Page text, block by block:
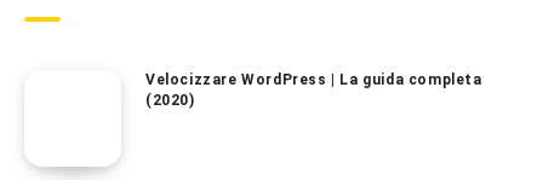
Velocizzare WordPress | La guida completa
(2020)